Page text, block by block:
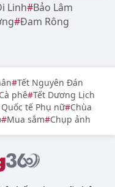
Linh Bảo Lâm
Đam Rông
Tết Nguyên Đán
Cà phê Tết Dương Lịch
tế Phụ nữ Chùa
Mua sắm Chụp ảnh